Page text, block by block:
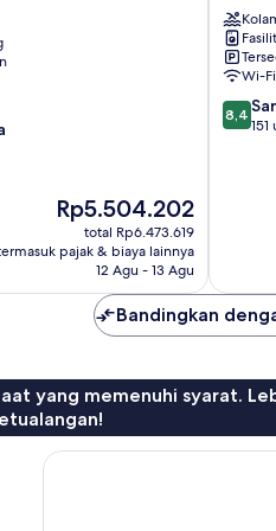
Harga
sekarang
Rp5.504.202
Rp5.504.202
total Rp6.473.619
pajak & biaya lainnya
12 Agu - 13 Agu
Wi-
8.4
dari
8,4
151
Bandingkan
yang memenuhi syarat.